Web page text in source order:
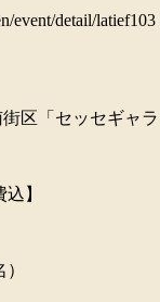
event/detail/latief103
区「セッセギャ
】